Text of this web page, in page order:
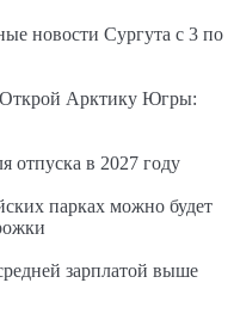
новости Сургута с 3 по
Арктику Югры:
отпуска в 2027 году
парках можно будет
зарплатой выше